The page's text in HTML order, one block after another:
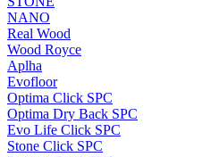
NANO
Real Wood
Wood Royce
Aplha
Evofloor
Optima Click SPC
Optima Dry Back SPC
Evo Life Click SPC
Stone Click SPC